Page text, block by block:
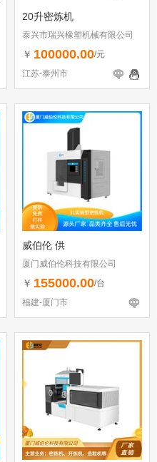
20升密炼机
泰兴市瑞兴橡塑机械有限公司
￥ 100000.00/元
江苏-泰州市
威伯伦 供
厦门威伯伦科技有限公司
￥ 155000.00/台
福建-厦门市